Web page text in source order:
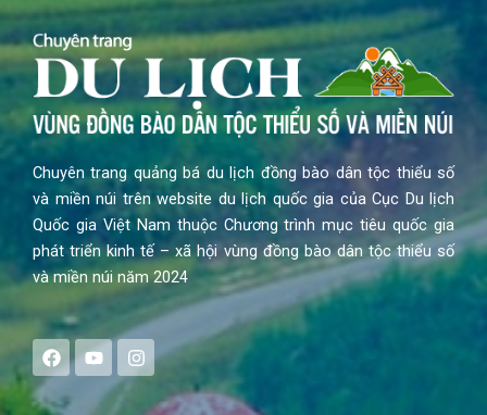
Chuyên trang quảng bá du lịch đồng bào dân tộc thiểu số
và miền núi trên website du lịch quốc gia của Cục Du lịch
Quốc gia Việt Nam thuộc Chương trình mục tiêu quốc gia
phát triển kinh tế – xã hội vùng đồng bào dân tộc thiểu số
và miền núi năm 2024
F
a
e
Y
o
t
I
n
s